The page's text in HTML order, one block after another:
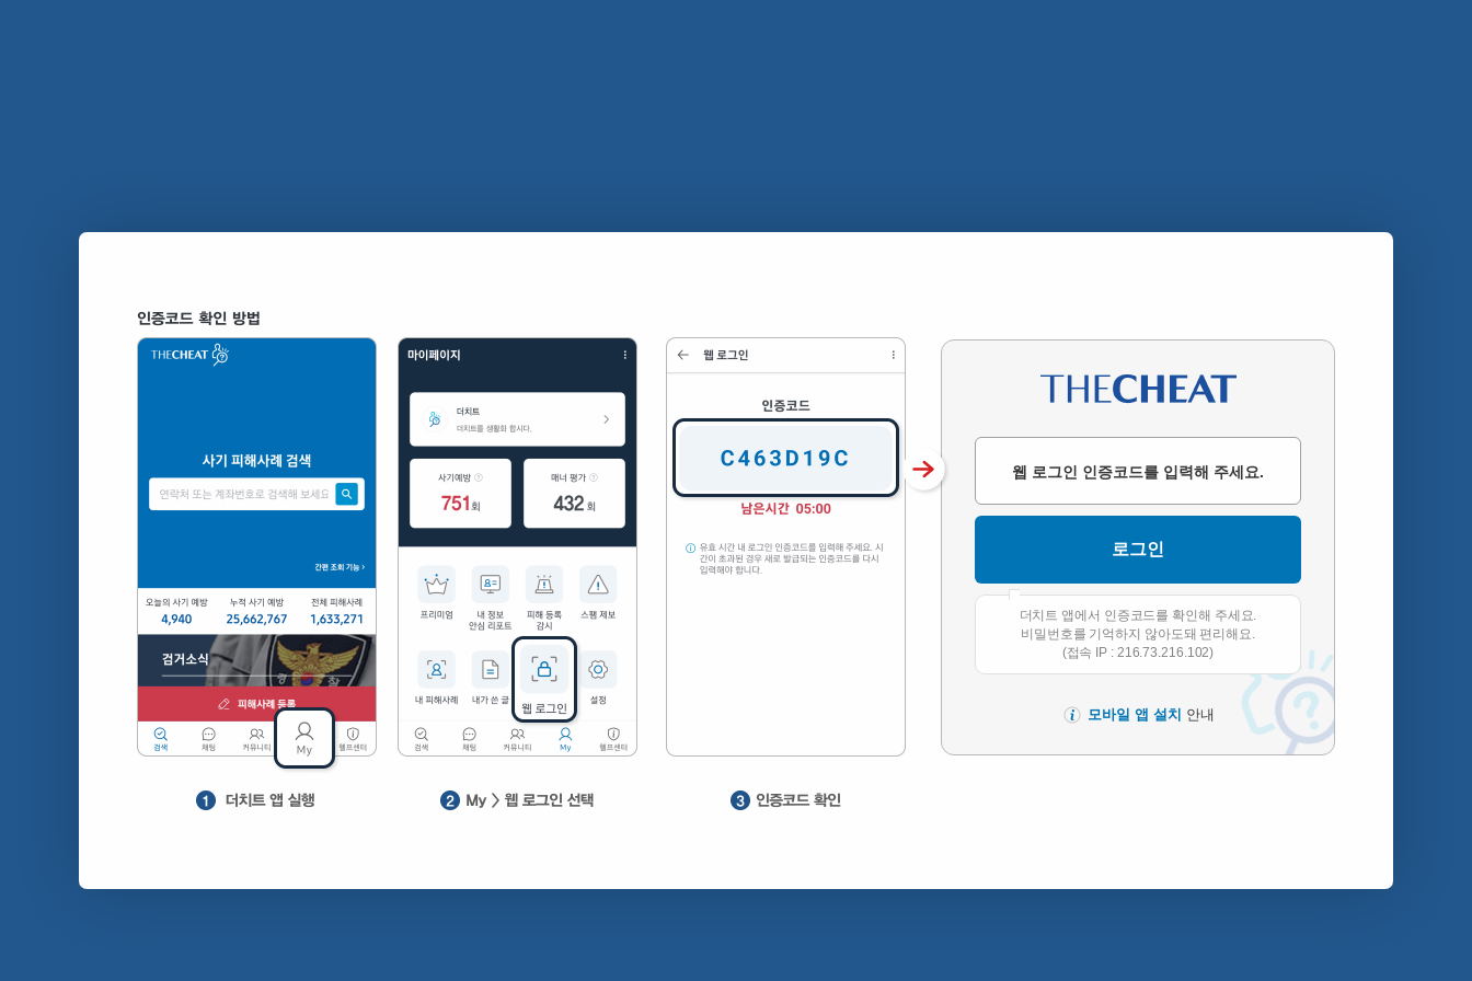
더치트 앱에서 인증코드를 확인해 주세요.
비밀번호를 기억하지 않아도돼 편리해요.
(접속 IP : 216.73.216.102)
모바일 앱 설치 안내